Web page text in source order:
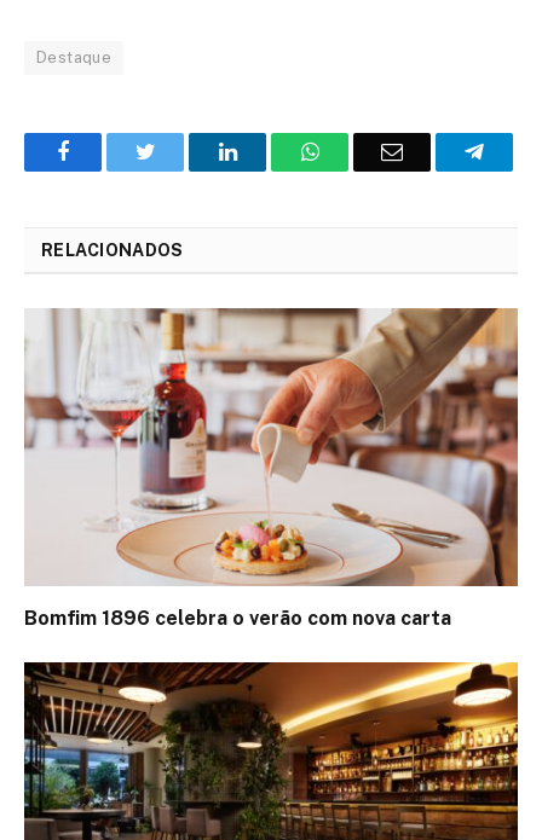
Destaque
FacebookTwitter
O
WhatsAppE-
RELACIONADOS
Bomfim 1896 celebra o verão com nova carta